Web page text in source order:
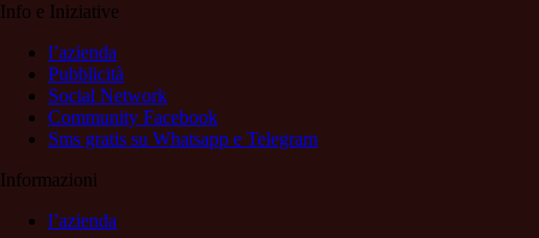
Info e Iniziative
l’azienda
Pubblicità
Social Network
Community Facebook
Sms gratis su Whatsapp e Telegram
Informazioni
l’azienda